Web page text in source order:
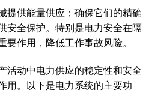
提供能量供应；确保它们的精确
安全保护。特别是电力安全在隔
作用，降低工作事故风险。
活动中电力供应的稳定性和安全
用。以下是电力系统的主要功